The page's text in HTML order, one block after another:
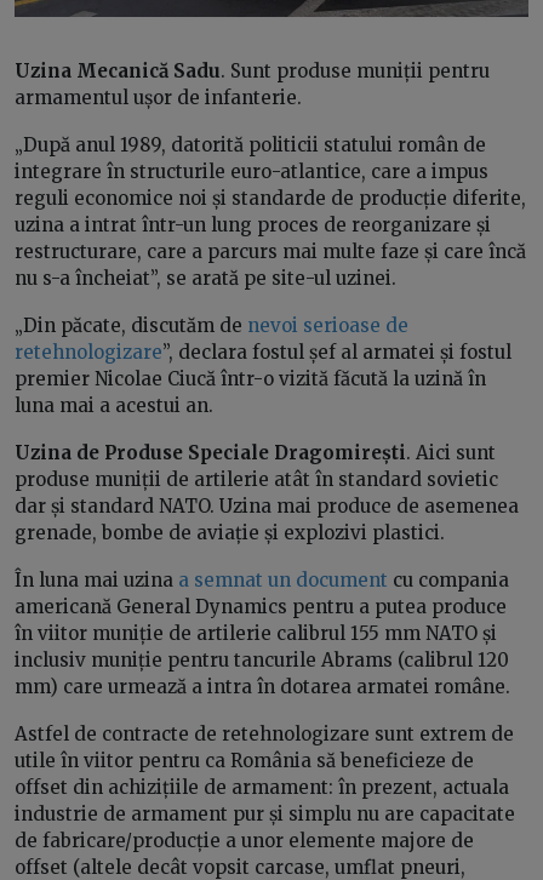
Uzina Mecanică Sadu. Sunt produse muniții pentru
armamentul ușor de infanterie.
„După anul 1989, datorită politicii statului român de
integrare în structurile euro-atlantice, care a impus
reguli economice noi și standarde de producție diferite,
uzina a intrat într-un lung proces de reorganizare și
restructurare, care a parcurs mai multe faze și care încă
nu s-a încheiat”, se arată pe site-ul uzinei.
„Din păcate, discutăm de nevoi serioase de
retehnologizare”, declara fostul șef al armatei și fostul
premier Nicolae Ciucă într-o vizită făcută la uzină în
luna mai a acestui an.
Uzina de Produse Speciale Dragomirești. Aici sunt
produse muniții de artilerie atât în standard sovietic
dar și standard NATO. Uzina mai produce de asemenea
grenade, bombe de aviație și explozivi plastici.
În luna mai uzina a semnat un document cu compania
americană General Dynamics pentru a putea produce
în viitor muniție de artilerie calibrul 155 mm NATO și
inclusiv muniție pentru tancurile Abrams (calibrul 120
mm) care urmează a intra în dotarea armatei române.
Astfel de contracte de retehnologizare sunt extrem de
utile în viitor pentru ca România să beneficieze de
offset din achizițiile de armament: în prezent, actuala
industrie de armament pur și simplu nu are capacitate
de fabricare/producție a unor elemente majore de
offset (altele decât vopsit carcase, umflat pneuri,